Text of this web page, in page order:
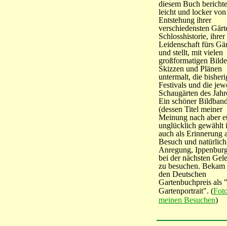
diesem Buch
leicht und locker
Entstehung ihrer
verschiedensten
Schlosshistorie, ihrer
Leidenschaft fürs
und stellt, mit vielen
großformatigen
Skizzen und Plänen
untermalt, die
Festivals und die
Schaugärten des
Ein schöner
(dessen Titel meiner
Meinung nach aber
unglücklich gewählt
auch als Erinnerung
Besuch und
Anregung,
bei der nächsten
zu besuchen. Bekam
den Deutschen
Gartenbuchpreis als
Gartenportrait". (
meinen Besuchen)